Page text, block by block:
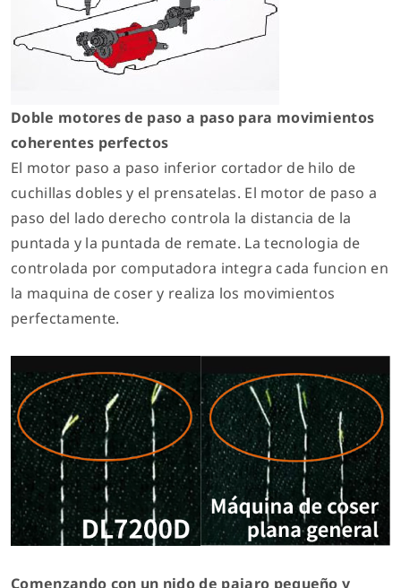
Doble motores de paso a paso para movimientos
coherentes perfectos
El motor paso a paso inferior cortador de hilo de
cuchillas dobles y el prensatelas. El motor de paso a
paso del lado derecho controla la distancia de la
puntada y la puntada de remate. La tecnologia de
controlada por computadora integra cada funcion en
la maquina de coser y realiza los movimientos
perfectamente.
Comenzando con un nido de pajaro pequeño y